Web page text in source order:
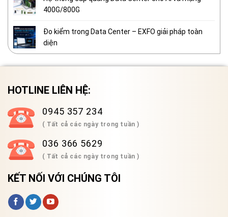
400G/800G
Đo kiểm trong Data Center – EXFO giải pháp toàn
diện
HOTLINE LIÊN HỆ:
0945 357 234
( Tất cả các ngày trong tuần )
036 366 5629
( Tất cả các ngày trong tuần )
KẾT NỐI VỚI CHÚNG TÔI